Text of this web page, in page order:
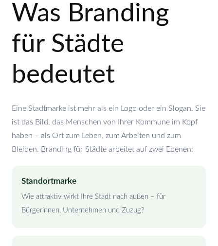
Was Branding
für Städte
bedeutet
Eine Stadtmarke ist mehr als ein Logo oder ein Slogan. Sie
ist das Bild, das Menschen von Ihrer Kommune im Kopf
haben – als Ort zum Leben, zum Arbeiten und zum
Bleiben. Branding für Städte arbeitet auf zwei Ebenen:
Standortmarke
Wie attraktiv wirkt Ihre Stadt nach außen – für
Bürgerinnen, Unternehmen und Zuzug?